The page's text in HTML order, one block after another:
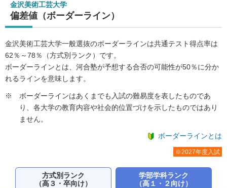
金沢美術工芸大学
偏差値（ボーダーライン）
金沢美術工芸大学一般選抜のボーダーラインは共通テスト得点率は
62％～78％（方式別ランク）です。
ボーダーラインとは、河合塾が予想する合否の可能性が50％に分か
れるラインを意味します。
ボーダーラインはあくまでも入試の難易度を表したものであ
り、各大学の教育内容や社会的位置づけを示したものではあり
ません。
ボーダーラインとは
※2027年度入試
方式別ランク
（高３・卒向け）
学部学科ランク
（高１・２向け）